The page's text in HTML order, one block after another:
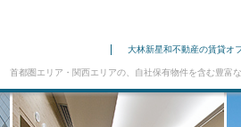
大林新星和不動産の賃貸オ
首都圏エリア・関西エリアの、自社保有物件を含む豊富